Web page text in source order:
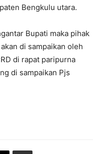
Bengkulu utara.
Bupati maka pihak
di sampaikan oleh
di rapat paripurna
di sampaikan Pjs